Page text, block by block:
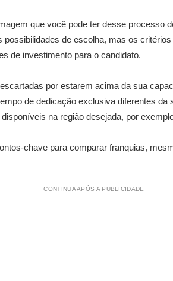
que você pode ter desse processo
possibilidades de escolha, mas os
de investimento para o candidato.
por estarem acima da sua
de dedicação exclusiva diferentes da
na região desejada, por
chave para comparar franquias,
CONTINUA APÓS A PUBLICIDADE